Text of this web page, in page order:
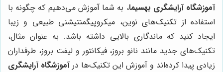
آموزشگاه آرایشگری بهسیما، به شما آموزش می‌دهیم که چگونه با
استفاده از تکنیک‌های نوین، میکروپیگمنتیشنی طبیعی و زیبا
ایجاد کنید که ماندگاری بالایی داشته باشد. به عنوان مثال،
تکنیک‌های جدید مانند نانو بروز، فیکانتور و لیفت بروز، طرفداران
زیادی پیدا کرده‌اند و آموزش این تکنیک‌ها درآموزشگاه آرایشگری